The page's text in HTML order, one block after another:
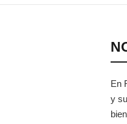
En
y